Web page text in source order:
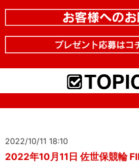
2022/10/11 18:10
2022年10月11日 佐世保競輪